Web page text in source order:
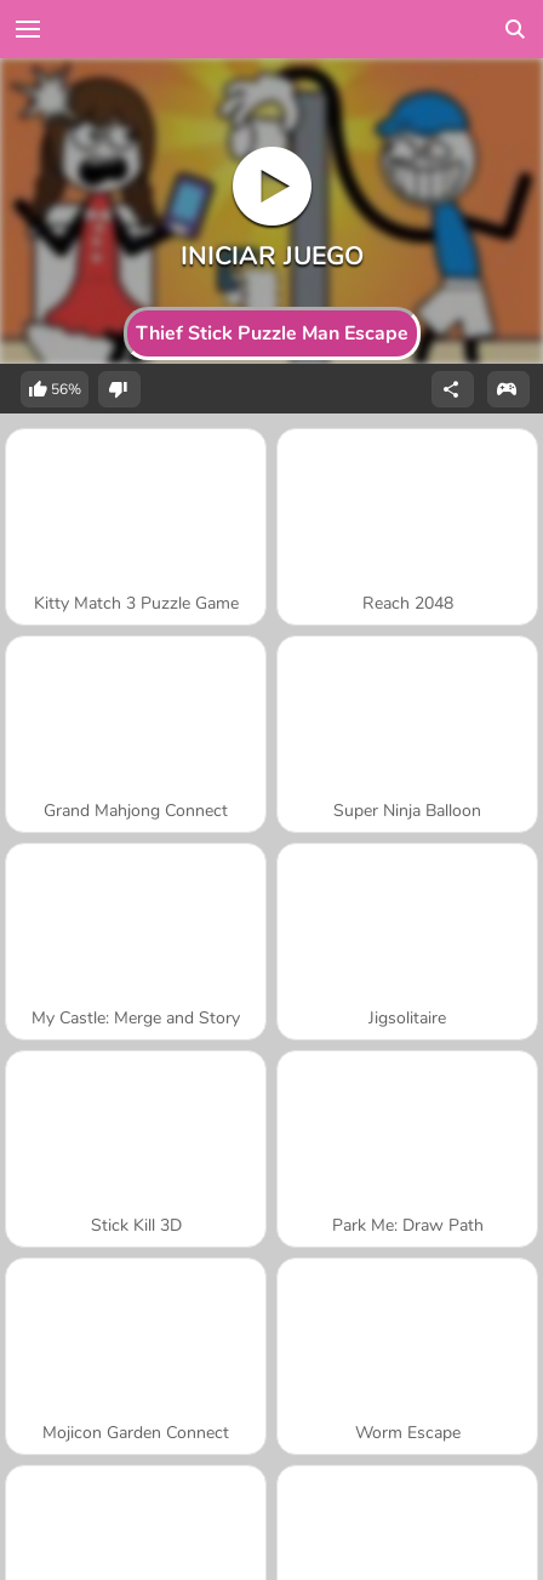
Thief Stick Puzzle Man Escape
56%
Kitty Match 3 Puzzle Game Reach 2048
Grand Mahjong Connect Super Ninja Balloon
My Castle: Merge and Story Jigsolitaire
Stick Kill 3D Park Me: Draw Path
Mojicon Garden Connect Worm Escape